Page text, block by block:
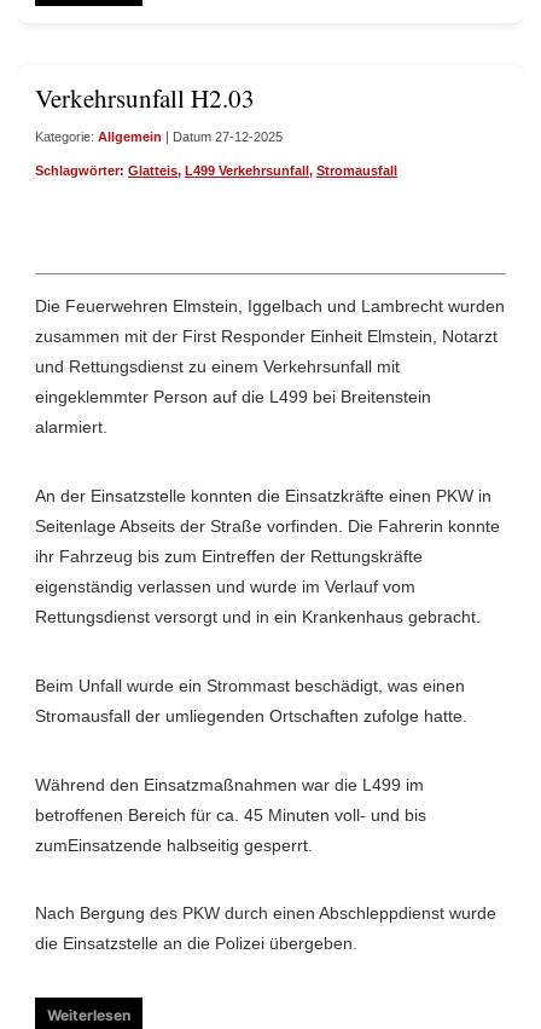
Verkehrsunfall H2.03
Kategorie: Allgemein | Datum 27-12-2025
Schlagwörter: Glatteis, L499 Verkehrsunfall, Stromausfall
Die Feuerwehren Elmstein, Iggelbach und Lambrecht wurden
zusammen mit der First Responder Einheit Elmstein, Notarzt
und Rettungsdienst zu einem Verkehrsunfall mit
eingeklemmter Person auf die L499 bei Breitenstein
alarmiert.
An der Einsatzstelle konnten die Einsatzkräfte einen PKW in
Seitenlage Abseits der Straße vorfinden. Die Fahrerin konnte
ihr Fahrzeug bis zum Eintreffen der Rettungskräfte
eigenständig verlassen und wurde im Verlauf vom
Rettungsdienst versorgt und in ein Krankenhaus gebracht.
Beim Unfall wurde ein Strommast beschädigt, was einen
Stromausfall der umliegenden Ortschaften zufolge hatte.
Während den Einsatzmaßnahmen war die L499 im
betroffenen Bereich für ca. 45 Minuten voll- und bis
zumEinsatzende halbseitig gesperrt.
Nach Bergung des PKW durch einen Abschleppdienst wurde
die Einsatzstelle an die Polizei übergeben.
Weiterlesen